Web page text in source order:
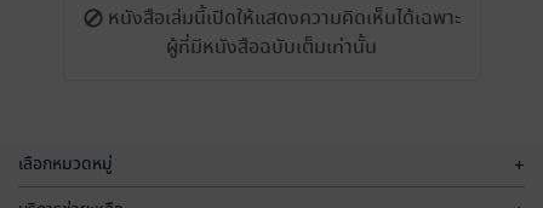
หนังสือเล่มนี้เปิดให้แสดงความคิดเห็นได้เฉพาะ
ผู้ที่มีหนังสือฉบับเต็มเท่านั้น
เลือกหมวดหมู่ +